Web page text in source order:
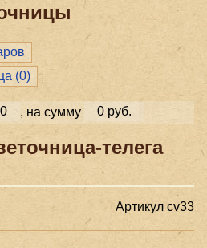
(0)
0 , на сумму 0 руб.
телега
Артикул cv33